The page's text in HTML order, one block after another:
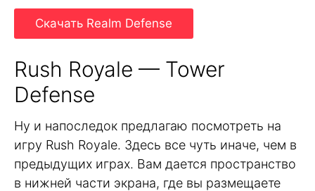
Скачать Realm Defense
Rush Royale — Tower
Defense
Ну и напоследок предлагаю посмотреть на
игру Rush Royale. Здесь все чуть иначе, чем в
предыдущих играх. Вам дается пространство
в нижней части экрана, где вы размещаете